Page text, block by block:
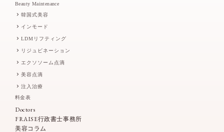
Beauty Maintenance
韓国式美容
インモード
LDMリフティング
リジュビネーション
エクソソーム点滴
美容点滴
注入治療
料金表
Doctors
FRAISE行政書士事務所
美容コラム